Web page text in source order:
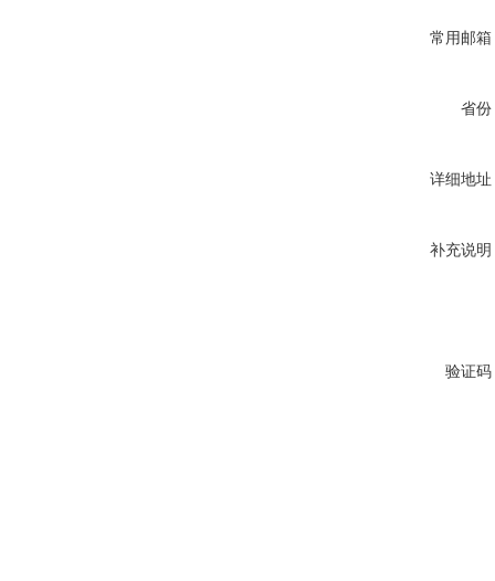
常用邮箱
省份
详细地址
补充说明
验证码